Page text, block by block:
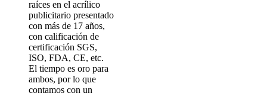
raíces en el acrílico
publicitario presentado
con más de 17 años,
con calificación de
certificación SGS,
ISO, FDA, CE, etc.
El tiempo es oro para
ambos, por lo que
contamos con un